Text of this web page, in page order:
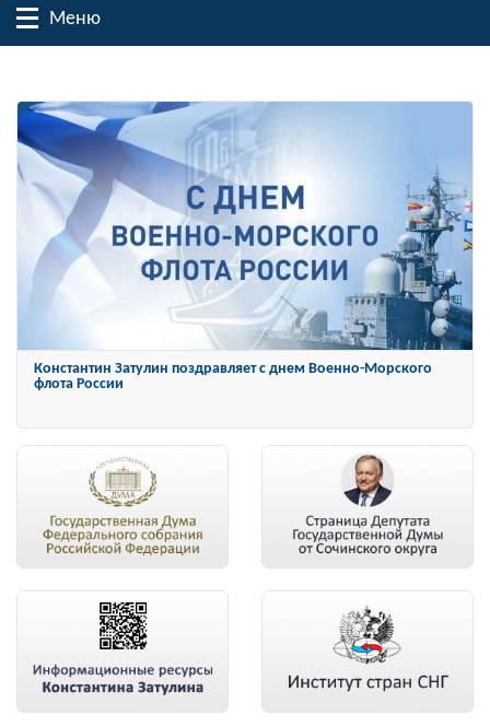
Меню
Константин Затулин награжден Орденом «За заслуги перед
Отечеством» IV степени